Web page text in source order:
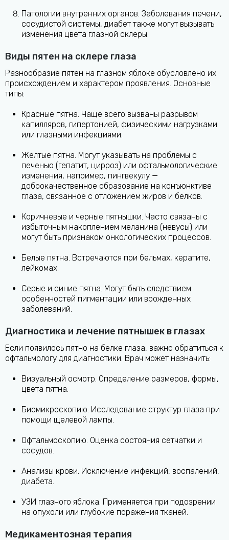
Патологии внутренних органов. Заболевания печени,
сосудистой системы, диабет также могут вызывать
изменения цвета глазной склеры.
Виды пятен на склере глаза
Разнообразие пятен на глазном яблоке обусловлено их
происхождением и характером проявления. Основные
типы:
Красные пятна. Чаще всего вызваны разрывом
капилляров, гипертонией, физическими нагрузками
или глазными инфекциями.
Желтые пятна. Могут указывать на проблемы с
печенью (гепатит, цирроз) или офтальмологические
изменения, например, пингвекулу —
доброкачественное образование на конъюнктиве
глаза, связанное с отложением жиров и белков.
Коричневые и черные пятнышки. Часто связаны с
избыточным накоплением меланина (невусы) или
могут быть признаком онкологических процессов.
Белые пятна. Встречаются при бельмах, кератите,
лейкомах.
Серые и синие пятна. Могут быть следствием
особенностей пигментации или врожденных
заболеваний.
Диагностика и лечение пятнышек в глазах
Если появилось пятно на белке глаза, важно обратиться к
офтальмологу для диагностики. Врач может назначить:
Визуальный осмотр. Определение размеров, формы,
цвета пятна.
Биомикроскопию. Исследование структур глаза при
помощи щелевой лампы.
Офтальмоскопию. Оценка состояния сетчатки и
сосудов.
Анализы крови. Исключение инфекций, воспалений,
диабета.
УЗИ глазного яблока. Применяется при подозрении
на опухоли или глубокие поражения тканей.
Медикаментозная терапия